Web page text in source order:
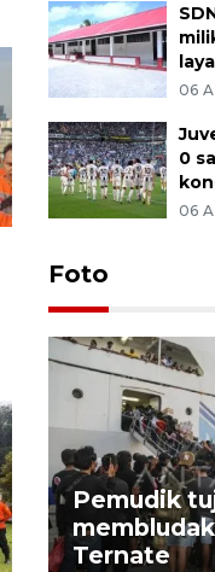
06
0
06
Foto
Pemudik
Ternate